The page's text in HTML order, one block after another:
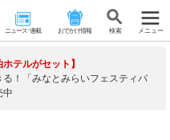
ニュース･連載 おでかけ情報 検 索 メニュー
テルがセット】
！「みなとみらいフェスティバ
中